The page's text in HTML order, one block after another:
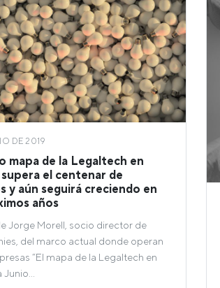
DE 2019
mapa de la Legaltech en
supera el centenar de
y aún seguirá creciendo en
años
Jorge Morell, socio director de
del marco actual donde operan
“El mapa de la Legaltech en